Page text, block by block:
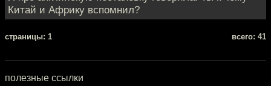
Китай и Африку вспомнил?
cтраницы: 1 всего: 41
полезные ссылки